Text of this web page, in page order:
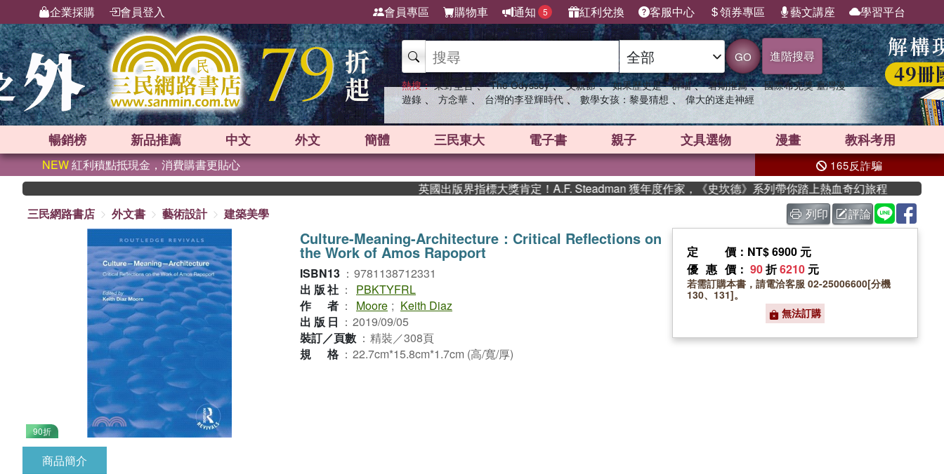
企業採購 會員登入 會員專區 購物車 通知 5 紅利兌換 客服中心 領券專區 藝文講座 學習平台
GO 進階搜尋
熱搜： 東野圭吾 、 The Odyssey 、 父親節 、 如果歷史是一群喵 、 暑期推薦 、 國際布克獎 臺灣漫
遊錄 、 方念華 、 台灣的李登輝時代 、 數學女孩：黎曼猜想 、 偉大的迷走神經
暢銷榜 新品推薦 中文 外文 簡體 三民東大 電子書 親子 文具選物 漫畫 教科考用
NEW紅利積點抵現金，消費購書更貼心 165反詐騙
英國出版界指標大獎肯定！A.F. Steadman 獲年度作家，《史坎德》系列帶你踏上熱血奇幻旅程
三民網路書店
外文書 藝術設計 建築美學 列印 評論
90折
Culture-Meaning-Architecture：Critical Reflections on
the Work of Amos Rapoport
ISBN13 ： 9781138712331
出版社 ：
PBKTYFRL
作者 ： Moore ; Keith Diaz
出版日 ： 2019/09/05
裝訂／頁數 ： 精裝／308頁
規格 ： 22.7cm*15.8cm*1.7cm (高/寬/厚)
定價 ：NT$ 6900 元
優惠價 ： 90折6210 元
若需訂購本書，請電洽客服 02-25006600[分機
130、131]。
無法訂購
商品簡介